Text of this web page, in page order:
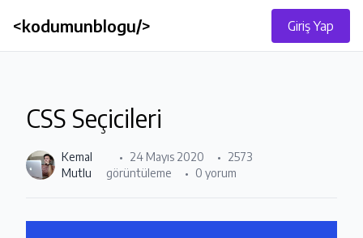
<kodumunblogu/> Giriş Yap
CSS Seçicileri
Kemal
Mutlu
24 Mayıs 2020
2573
görüntüleme
0 yorum